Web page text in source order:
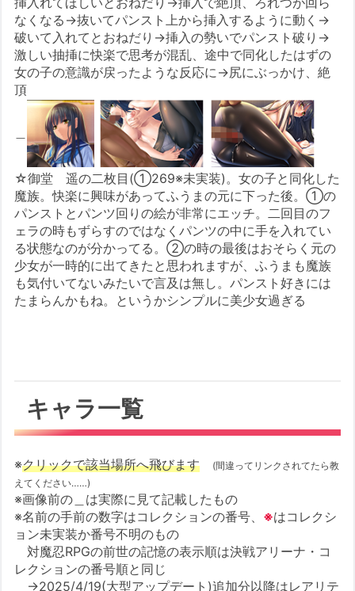
なくなる→抜いてパンスト上から挿入するように動く→
破いて入れてとおねだり→挿入の勢いでパンスト破り→
激しい抽挿に快楽で思考が混乱、途中で同化したはずの
女の子の意識が戻ったような反応に→尻にぶっかけ、絶
頂
＿
☆御堂 遥の二枚目(①269※未実装)。女の子と同化した
魔族。快楽に興味があってふうまの元に下った後。①の
パンストとパンツ回りの絵が非常にエッチ。二回目のフ
ェラの時もずらすのではなくパンツの中に手を入れてい
る状態なのが分かってる。②の時の最後はおそらく元の
少女が一時的に出てきたと思われますが、ふうまも魔族
も気付いてないみたいで言及は無し。パンスト好きには
たまらんかもね。というかシンプルに美少女過ぎる
キャラ一覧
※クリックで該当場所へ飛びます (間違ってリンクされてたら教
えてください……)
※画像前の＿は実際に見て記載したもの
※名前の手前の数字はコレクションの番号、 ※はコレクシ
ョン未実装か番号不明のもの
対魔忍RPGの前世の記憶の表示順は決戦アリーナ・コ
レクションの番号順と同じ
→2025/4/19(大型アップデート)追加分以降はレアリテ